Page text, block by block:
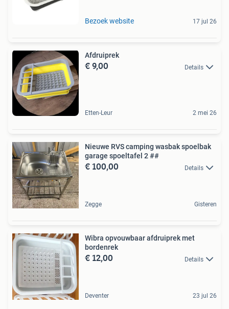
Bezoek website 17 jul 26
Afdruiprek
€ 9,00 Details
Etten-Leur 2 mei 26
Nieuwe RVS camping wasbak spoelbak
garage spoeltafel 2 ##
€ 100,00 Details
Zegge Gisteren
Wibra opvouwbaar afdruiprek met
bordenrek
€ 12,00 Details
Deventer 23 jul 26